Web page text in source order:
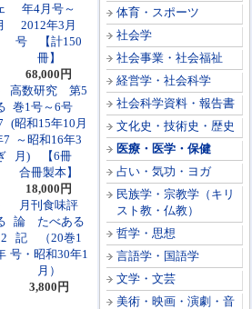
体育・スポーツ
社会学
社会事業・社会福祉
経営学・社会科学
社会科学資料・報告書
文化史・技術史・歴史
医療・医学・保健
占い・気功・ヨガ
民族学・宗教学（キリ
スト教・仏教）
哲学・思想
言語学・国語学
文学・文芸
美術・映画・演劇・音
年4月号～
2012年3月
号 【計150
冊】
68,000円
7
高数研究 第5
巻1号～6号
(昭和15年10月
～昭和16年3
月) 【6冊
合冊製本】
18,000円
月刊食味評
論 たべある
記 （20巻1
号・昭和30年1
月）
3,800円